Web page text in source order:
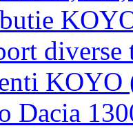
KOYO
Dacia